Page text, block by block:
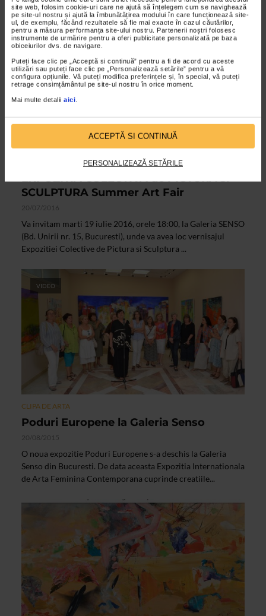
site web, folosim cookie-uri care ne ajută să înțelegem cum se navighează
pe site-ul nostru și ajută la îmbunătățirea modului în care funcționează site-
ul, de exemplu, făcând rezultatele să fie mai exacte în cazul căutărilor,
pentru a măsura performanța site-ului nostru. Partenerii noștri folosesc
instrumente de urmărire pentru a oferi publicitate personalizată pe baza
obiceiurilor dvs. de navigare.
Puteți face clic pe „Acceptă si continuă” pentru a fi de acord cu aceste
utilizări sau puteți face clic pe „Personalizează setările” pentru a vă
configura opțiunile. Vă puteți modifica preferințele și, în special, vă puteți
retrage consimțământul pe site-ul nostru în orice moment.
Mai multe detalii aici.
ACCEPTĂ SI CONTINUĂ
PERSONALIZEAZĂ SETĂRILE
vernisajul Expozitiei de Pictura “Ademenitoare...
EXPOZITIA COLECTIVA de PICTURA si
SCULPTURA Summer Art Fair
20/07/2016
Va invitam marti 19 iulie 2016, orele 18:00, la Galeria SENSO
(Bd. Unirii nr. 15, Bucuresti), unde va avea loc vernisajul
Expozitiei Colective de Pictura si Sculptura ...
VIDEO
CLIPA DE ARTA
Poduri Europene la Galeria Senso
20/08/2015
O noua expozitie Poduri Europene s-a deschis la Galeria
Senso din Bucuresti. De data aceasta Expozitia Internationala
de Arta Feminina Contemporana cuprinde creatiile...